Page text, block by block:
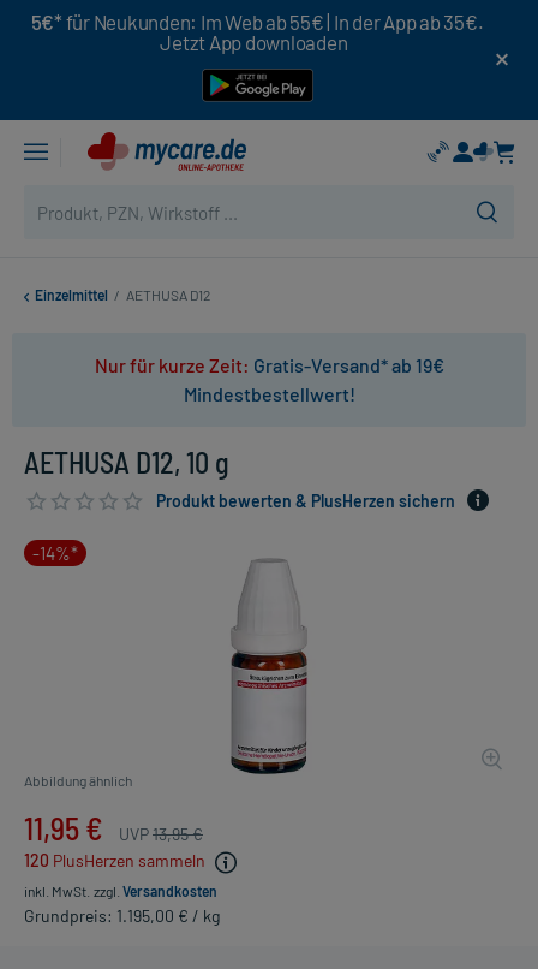
5€* für Neukunden: Im Web ab 55€ | In der App ab 35€.
Jetzt App downloaden
Einzelmittel / AETHUSA D12
Nur für kurze Zeit: Gratis-Versand* ab 19€
Mindestbestellwert!
AETHUSA D12, 10 g
Produkt bewerten & PlusHerzen sichern
-14%*
Abbildung ähnlich
11,95 € UVP13,95 €
120 PlusHerzen sammeln
inkl. MwSt. zzgl. Versandkosten
Grundpreis: 1.195,00 € / kg